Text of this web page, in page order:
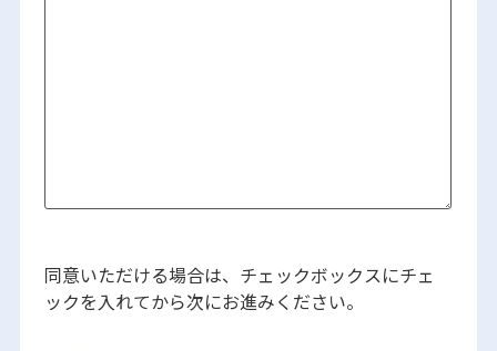
同意いただける場合は、チェックボックスにチェ
ックを入れてから次にお進みください。